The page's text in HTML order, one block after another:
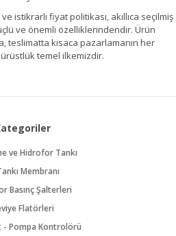
istikrarlı fiyat politikası, akıllıca seçilmiş
ve önemli özelliklerindendir. Ürün
teslimatta kısaca pazarlamanın her
temel ilkemizdir.
ve Hidrofor Tankı
Membranı
Basınç Şalterleri
Flatörleri
- Pompa Kontrolörü